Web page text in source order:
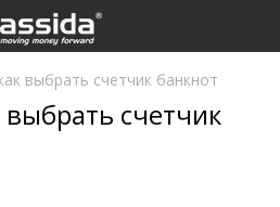
выбрать счетчик банкнот
выбрать счетчик